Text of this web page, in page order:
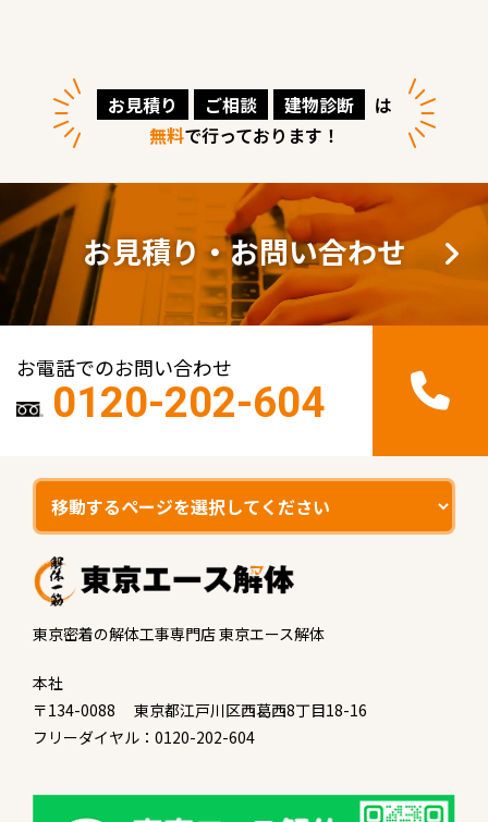
お見積り ご相談 建物診断
は
無料で行っております！
お見積り・お問い合わせ
お電話でのお問い合わせ
0120-202-604
東京密着の解体工事専門店 東京エース解体
本社
〒134-0088 東京都江戸川区西葛西8丁目18-16
フリーダイヤル：0120-202-604